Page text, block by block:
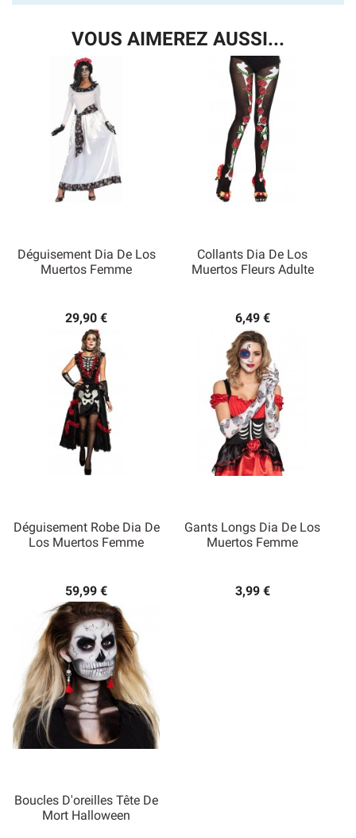
VOUS AIMEREZ AUSSI...
Déguisement Dia De Los
Muertos Femme
29,90 €
Collants Dia De Los
Muertos Fleurs Adulte
6,49 €
Déguisement Robe Dia De
Los Muertos Femme
59,99 €
Gants Longs Dia De Los
Muertos Femme
3,99 €
Boucles D'oreilles Tête De
Mort Halloween